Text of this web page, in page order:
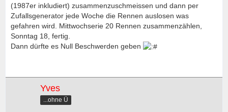
(1987er inkludiert) zusammenzuschmeissen und dann per
Zufallsgenerator jede Woche die Rennen auslosen was
gefahren wird. Mittwochserie 20 Rennen zusammenzählen,
Sonntag 18, fertig.
Dann dürfte es Null Beschwerden geben
Yves
...ohne Ü